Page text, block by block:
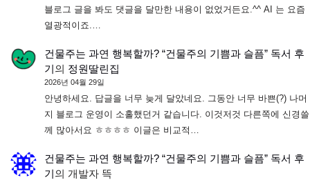
블로그 글을 봐도 댓글을 달만한 내용이 없었거든요.^^ AI 는 요즘
열광적이죠.…
건물주는 과연 행복할까? “건물주의 기쁨과 슬픔” 독서 후
기의 정원딸린집
2026년 04월 29일
안녕하세요. 답글을 너무 늦게 달았네요. 그동안 너무 바쁜(?) 나머
지 블로그 운영이 소홀했던거 같습니다. 이것저것 다른쪽에 신경쓸
께 많아서요 ㅎㅎㅎㅎ 이글은 비교적…
건물주는 과연 행복할까? “건물주의 기쁨과 슬픔” 독서 후
기의 개발자 뜩